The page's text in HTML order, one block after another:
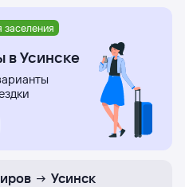
заселения
в Усинске
Усинск